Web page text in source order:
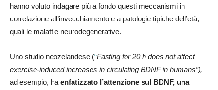
hanno voluto indagare più a fondo questi meccanismi in
correlazione all’invecchiamento e a patologie tipiche dell’età,
quali le malattie neurodegenerative.
Uno studio neozelandese (“Fasting for 20 h does not affect
exercise-induced increases in circulating BDNF in humans”),
ad esempio, ha enfatizzato l’attenzione sul BDNF, una